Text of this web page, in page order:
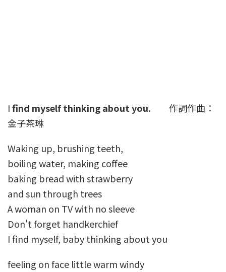
Ifind myself thinking about you. 作詞作曲：
金子茶琳
Waking up, brushing teeth,
boiling water, making coffee
baking bread with strawberry
and sun through trees
A woman on TV with no sleeve
Don't forget handkerchief
I find myself, baby thinking about you
feeling on face little warm windy